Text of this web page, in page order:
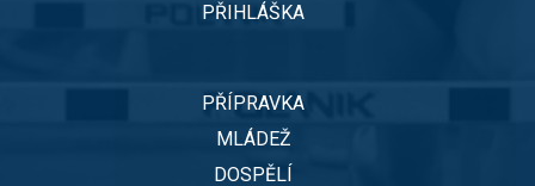
PŘIHLÁŠKA
PŘÍPRAVKA
MLÁDEŽ
DOSPĚLÍ